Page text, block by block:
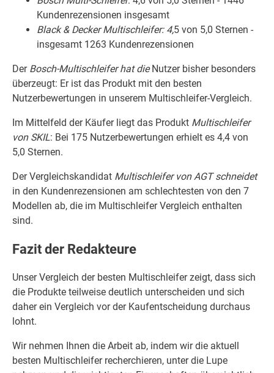
Kundenrezensionen insgesamt
Black & Decker Multischleifer: 4,5 von 5,0 Sternen -
insgesamt 1263 Kundenrezensionen
Der Bosch-Multischleifer hat dieNutzer bisher besonders
überzeugt: Er ist das Produkt mit den besten
Nutzerbewertungen in unserem Multischleifer-Vergleich.
Im Mittelfeld der Käufer liegt das Produkt Multischleifer
von SKIL: Bei 175 Nutzerbewertungen erhielt es 4,4 von
5,0 Sternen.
Der Vergleichskandidat Multischleifer von AGT schneidet
in den Kundenrezensionen am schlechtesten von den 7
Modellen ab, die im Multischleifer Vergleich enthalten
sind.
Fazit der Redakteure
Unser Vergleich der besten Multischleifer zeigt, dass sich
die Produkte teilweise deutlich unterscheiden und sich
daher ein Vergleich vor der Kaufentscheidung durchaus
lohnt.
Wir nehmen Ihnen die Arbeit ab, indem wir die aktuell
besten Multischleifer recherchieren, unter die Lupe